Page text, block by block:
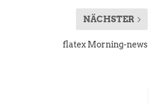
NÄCHSTER
flatex Morning-news